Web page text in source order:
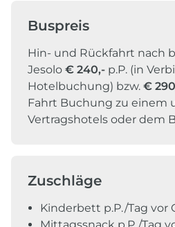
Buspreis
Hin- und Rückfahrt nach
Jesolo € 240,- p.P. (in
Hotelbuchung) bzw. €
Fahrt Buchung zu einem
Vertragshotels oder dem
Zuschläge
Kinderbett p.P./Tag vor
Mittagssnack p.P./Tag